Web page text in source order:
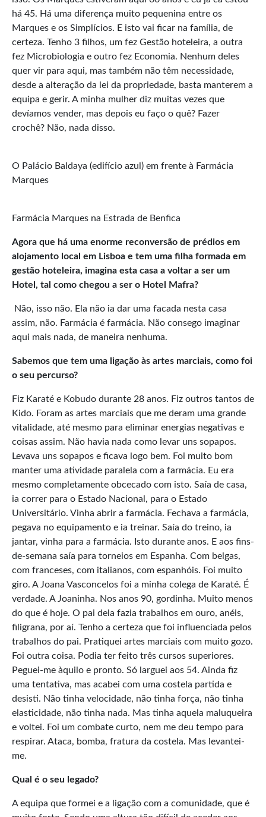
há 45. Há uma diferença muito pequenina entre os
Marques e os Simplícios. E isto vai ficar na família, de
certeza. Tenho 3 filhos, um fez Gestão hoteleira, a outra
fez Microbiologia e outro fez Economia. Nenhum deles
quer vir para aqui, mas também não têm necessidade,
desde a alteração da lei da propriedade, basta manterem a
equipa e gerir. A minha mulher diz muitas vezes que
devíamos vender, mas depois eu faço o quê? Fazer
crochê? Não, nada disso.
O Palácio Baldaya (edifício azul) em frente à Farmácia
Marques
Farmácia Marques na Estrada de Benfica
Agora que há uma enorme reconversão de prédios em
alojamento local em Lisboa e tem uma filha formada em
gestão hoteleira, imagina esta casa a voltar a ser um
Hotel, tal como chegou a ser o Hotel Mafra?
Não, isso não. Ela não ia dar uma facada nesta casa
assim, não. Farmácia é farmácia. Não consego imaginar
aqui mais nada, de maneira nenhuma.
Sabemos que tem uma ligação às artes marciais, como foi
o seu percurso?
Fiz Karaté e Kobudo durante 28 anos. Fiz outros tantos de
Kido. Foram as artes marciais que me deram uma grande
vitalidade, até mesmo para eliminar energias negativas e
coisas assim. Não havia nada como levar uns sopapos.
Levava uns sopapos e ficava logo bem. Foi muito bom
manter uma atividade paralela com a farmácia. Eu era
mesmo completamente obcecado com isto. Saía de casa,
ia correr para o Estado Nacional, para o Estado
Universitário. Vinha abrir a farmácia. Fechava a farmácia,
pegava no equipamento e ia treinar. Saía do treino, ia
jantar, vinha para a farmácia. Isto durante anos. E aos fins-
de-semana saía para torneios em Espanha. Com belgas,
com franceses, com italianos, com espanhóis. Foi muito
giro. A Joana Vasconcelos foi a minha colega de Karaté. É
verdade. A Joaninha. Nos anos 90, gordinha. Muito menos
do que é hoje. O pai dela fazia trabalhos em ouro, anéis,
filigrana, por aí. Tenho a certeza que foi influenciada pelos
trabalhos do pai. Pratiquei artes marciais com muito gozo.
Foi outra coisa. Podia ter feito três cursos superiores.
Peguei-me àquilo e pronto. Só larguei aos 54. Ainda fiz
uma tentativa, mas acabei com uma costela partida e
desisti. Não tinha velocidade, não tinha força, não tinha
elasticidade, não tinha nada. Mas tinha aquela maluqueira
e voltei. Foi um combate curto, nem me deu tempo para
respirar. Ataca, bomba, fratura da costela. Mas levantei-
me.
Qual é o seu legado?
A equipa que formei e a ligação com a comunidade, que é